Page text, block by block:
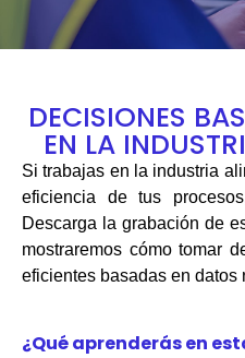
DECISIONES
EN LA
Si trabajas en la industria
eficiencia de tus
Descarga la grabación de
mostraremos cómo tomar
eficientes basadas en datos
¿Qué aprenderás en